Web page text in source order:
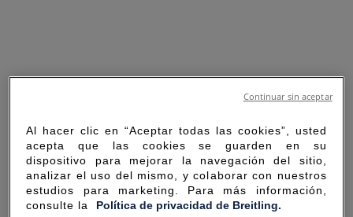
Al hacer clic en “Aceptar todas las cookies”, usted
acepta que las cookies se guarden en su
dispositivo para mejorar la navegación del sitio,
analizar el uso del mismo, y colaborar con nuestros
estudios para marketing. Para más información,
consulte la Política de privacidad de Breitling.
Continuar sin aceptar